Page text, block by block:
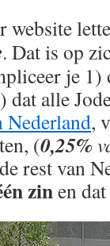
website
. Dat is op
je
alle
Nederland,
(0,25%
rest van
zinen